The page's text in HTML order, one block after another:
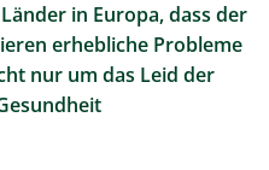
in Europa, dass der
erhebliche Probleme
nur um das Leid der